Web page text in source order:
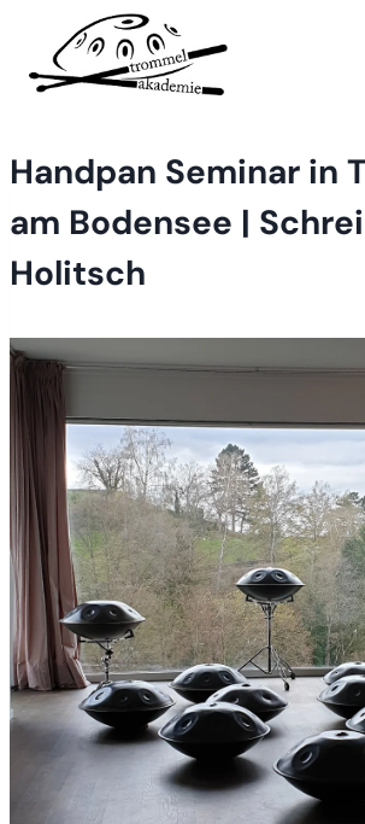
Inhalt
springen
Handpan Seminar in
am Bodensee |
Holitsch